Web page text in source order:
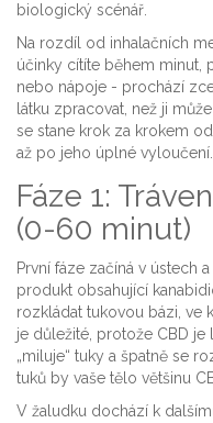
biologický scénář.
Na rozdíl od inhalačních
účinky cítíte během minut,
nebo nápoje - prochází
látku zpracovat, než ji
se stane krok za krokem
až po jeho úplné vyloučení.
Fáze 1:
(0-60 minut)
První fáze začíná v ústech
produkt obsahující
rozkládat tukovou bázi, ve
je důležité, protože CBD
„miluje“ tuky a špatně se
tuků by vaše tělo většinu
V žaludku dochází k